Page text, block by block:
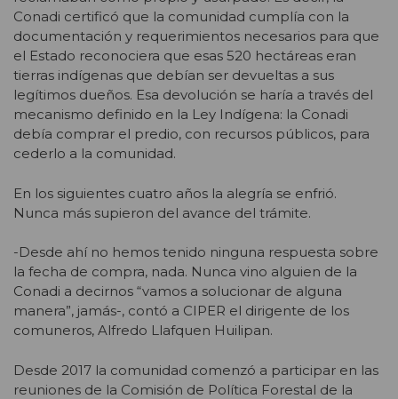
Conadi certificó que la comunidad cumplía con la
documentación y requerimientos necesarios para que
el Estado reconociera que esas 520 hectáreas eran
tierras indígenas que debían ser devueltas a sus
legítimos dueños. Esa devolución se haría a través del
mecanismo definido en la Ley Indígena: la Conadi
debía comprar el predio, con recursos públicos, para
cederlo a la comunidad.
En los siguientes cuatro años la alegría se enfrió.
Nunca más supieron del avance del trámite.
-Desde ahí no hemos tenido ninguna respuesta sobre
la fecha de compra, nada. Nunca vino alguien de la
Conadi a decirnos “vamos a solucionar de alguna
manera”, jamás-, contó a CIPER el dirigente de los
comuneros, Alfredo Llafquen Huilipan.
Desde 2017 la comunidad comenzó a participar en las
reuniones de la Comisión de Política Forestal de la